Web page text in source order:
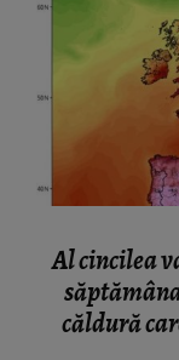
Al cincilea
căldură